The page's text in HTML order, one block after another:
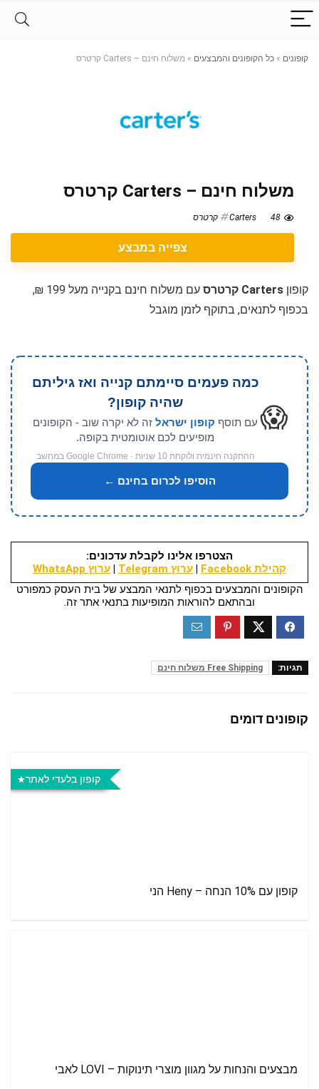
קופונים » כל הקופונים והמבצעים » משלוח חינם – Carters קרטרס
משלוח חינם – Carters קרטרס
48 Carters קרטרס
צפייה במבצע
קופון Carters קרטרס
עם משלוח חינם בקנייה מעל 199 ₪,
בכפוף לתנאים, בתוקף לזמן מוגבל
😱
כמה פעמים סיימתם קנייה ואז גיליתם
שהיה קופון?
עם תוסף קופון ישראל זה לא יקרה שוב - הקופונים
מופיעים לכם אוטומטית בקופה.
ההתקנה חינמית ולוקחת 10 שניות · Google Chrome במחשב
הוסיפו לכרום בחינם ←
הצטרפו אלינו לקבלת עדכונים:
קהילת Facebook
| ערוץ Telegram | ערוץ WhatsApp
הקופונים והמבצעים בכפוף לתנאי המבצע של בית העסק כמפורט
ובהתאם להוראות המופיעות בתנאי אתר זה.
תגיות: Free Shipping משלוח חינם
קופונים דומים
קופון בלעדי לאתר
קופון עם 10% הנחה – Heny הני
מבצעים והנחות על מגוון מוצרי תינוקות – LOVI לאבי